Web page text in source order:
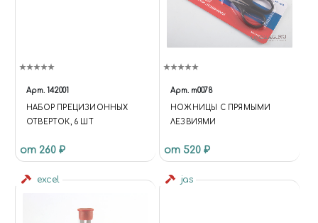
Арт. 142001
НАБОР ПРЕЦИЗИОННЫХ
ОТВЕРТОК, 6 ШТ
от 260 ₽
Арт. m0078
НОЖНИЦЫ С ПРЯМЫМИ
ЛЕЗВИЯМИ
от 520 ₽
excel jas